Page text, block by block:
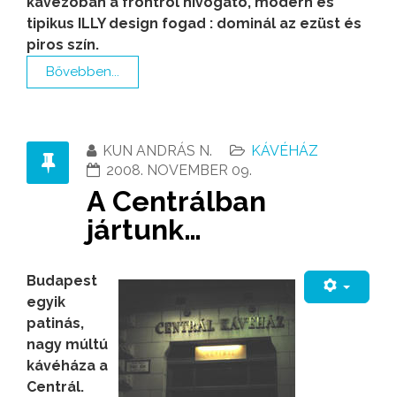
tipikus ILLY design fogad : dominál az ezüst és
piros szín.
Bővebben...
KUN ANDRÁS N.
KÁVÉHÁZ
2008. NOVEMBER 09.
A Centrálban
jártunk…
Budapest
egyik
patinás,
nagy múltú
kávéháza a
Centrál.